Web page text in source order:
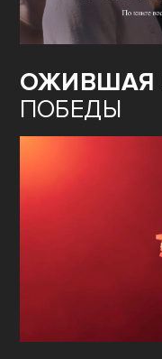
ОЖИВШАЯ
ПОБЕДЫ